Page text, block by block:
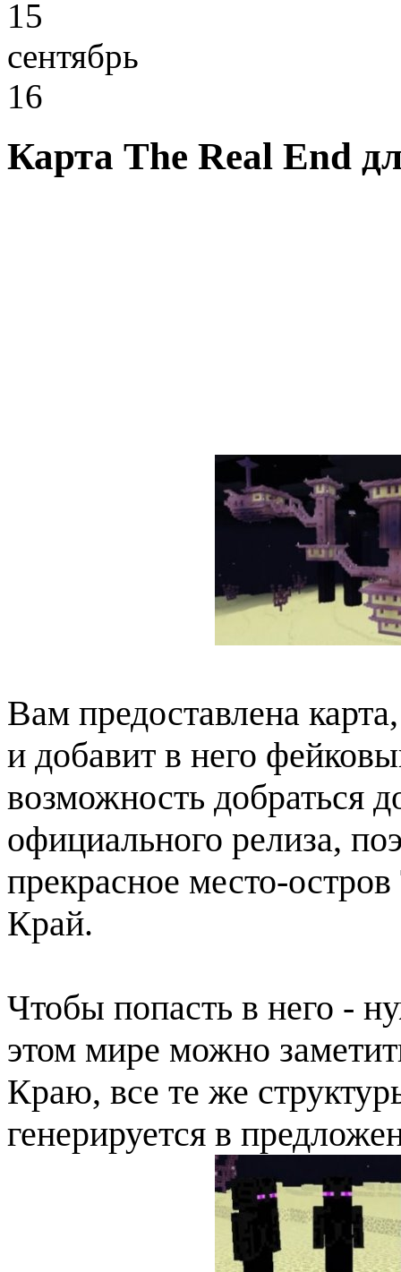
15
сентябрь
16
Карта The Real End
Вам предоставлена
и добавит в него
возможность добраться
официального релиза,
прекрасное место-
Край.
Чтобы попасть в него -
этом мире можно
Краю, все те же
генерируется в